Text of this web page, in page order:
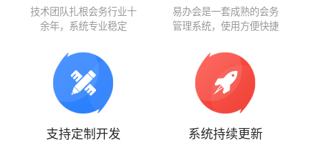
技术团队扎根会务行业十
余年，系统专业稳定
易办会是一套成熟的会务
管理系统，使用方便快捷
支持定制开发 系统持续更新